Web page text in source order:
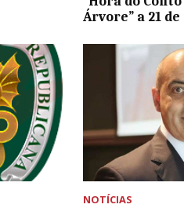
Árvore” a 21
NOTÍCIAS